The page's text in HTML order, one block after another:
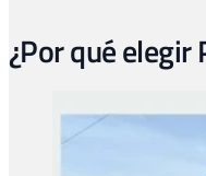
¿Por qué elegir